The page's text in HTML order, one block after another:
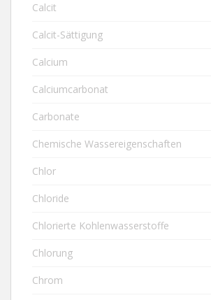
Calcit
Calcit-Sättigung
Calcium
Calciumcarbonat
Carbonate
Chemische Wassereigenschaften
Chlor
Chloride
Chlorierte Kohlenwasserstoffe
Chlorung
Chrom